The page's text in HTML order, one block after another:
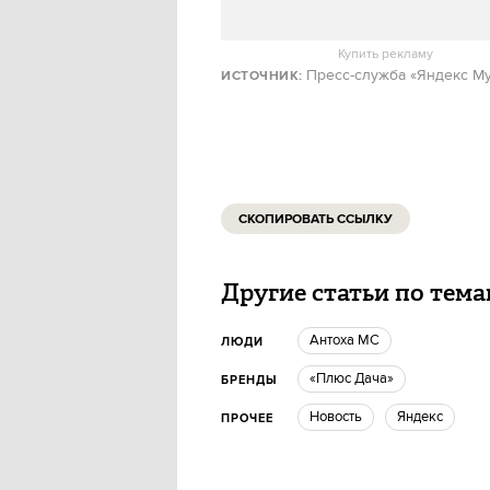
Купить рекламу
ИСТОЧНИК: Пресс-служба «Яндекс
СКОПИРОВАТЬ ССЫЛКУ
Другие статьи по
ЛЮДИ Антоха МС
БРЕНДЫ «Плюс Дача»
ПРОЧЕЕ Новость Яндекс